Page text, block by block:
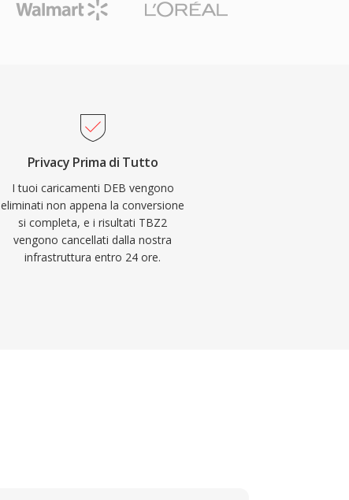
Privacy Prima di Tutto
I tuoi caricamenti DEB vengono
eliminati non appena la conversione
si completa, e i risultati TBZ2
vengono cancellati dalla nostra
infrastruttura entro 24 ore.